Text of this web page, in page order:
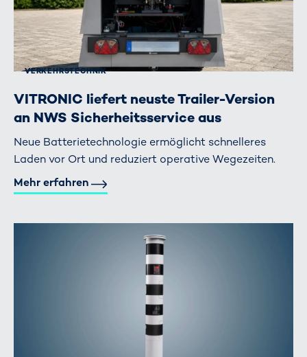
VERKEHRS­TECHNIK
VITRONIC liefert neuste Trailer-Version
an NWS Sicherheitsservice aus
Neue Batterietechnologie ermöglicht schnelleres
Laden vor Ort und reduziert operative Wegezeiten.
Mehr erfahren